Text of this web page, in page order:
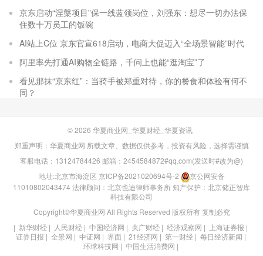
京东启动“涅槃项目”保一线蓝领岗位，刘强东：想尽一切办法保
住数十万员工的饭碗
AI站上C位 京东官宣618启动，电商大促迈入“全场景智能”时代
阿里率先打通AI购物全链路，千问上也能“逛淘宝”了
看见那抹“京东红”：当骑手被郑重对待，你的餐食和体验有何不
同？
© 2026 华夏商业网_华夏财经_华夏资讯
郑重声明：华夏商业网 所载文章、数据仅供参考，投资有风险，选择需谨慎
客服电话：13124784426 邮箱：2454584872#qq.com(发送时#改为@)
地址:北京市海淀区 京ICP备2021020694号-2
京公网安备
11010802043474 法律顾问：北京也迪律师事务所知产保护：北京储正智库
科技有限公司
Copyright©华夏商业网 All Rights Reserved 版权所有 复制必究
| 新华财经 | 人民财经 | 中国经济网 | 央广财经 | 经济观察网 | 上海证券报 |
证券日报 | 全景网 | 中证网 | 界面 | 21经济网 | 第一财经| 每日经济新闻 |
环球科技网 | 中国生活消费网 |